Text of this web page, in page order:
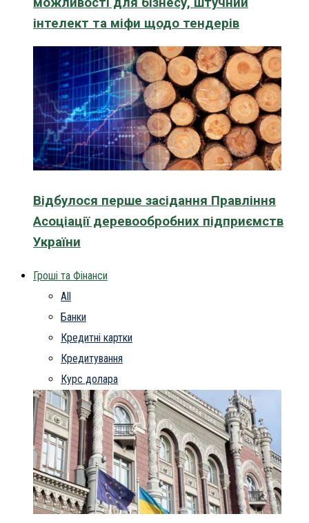
інтелект та міфи щодо тендерів
Відбулося перше засідання Правління
Асоціації деревообробних підприємств
України
Гроші та Фінанси
All
Банки
Кредитні картки
Кредитування
Курс долара